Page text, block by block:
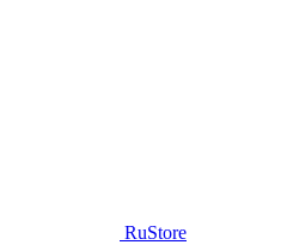
RuStore